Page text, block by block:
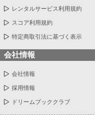
レンタルサービス利用規約
スコア利用規約
特定商取引法に基づく表示
会社情報
会社情報
採用情報
ドリームブッククラブ